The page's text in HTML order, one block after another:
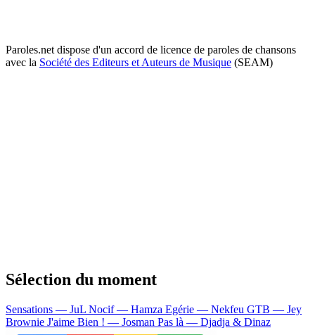
Paroles.net dispose d'un accord de licence de paroles de chansons
avec la Société des Editeurs et Auteurs de Musique (SEAM)
Sélection du moment
Sensations — JuL Nocif — Hamza Egérie — Nekfeu GTB — Jey
Brownie J'aime Bien ! — Josman Pas là — Djadja & Dinaz